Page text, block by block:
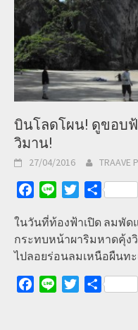
บินโลดโผน! ดูขอบ
วิมาน!
27/04/2016 TRAAVE
Facebook
Line TwitterShare
ในวันที่ท้องฟ้าเปิด ลมพัด
กระทบหน้าผาริมหาดคุ้ง
ไปลอยร่อนลมเหนือผืนทะ
Facebook
Line TwitterShare